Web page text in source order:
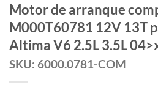
Motor de arranque
M000T60781 12V 13T
Altima V6 2.5L 3.5L
SKU: 6000.0781-COM